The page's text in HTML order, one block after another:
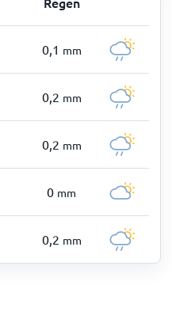
0,1 mm
0,2 mm
0,2 mm
0 mm
0,2 mm